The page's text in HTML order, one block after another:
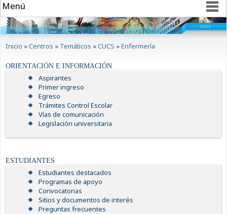
Inicio »Centros » Temáticos »CUCS »Enfermería
ORIENTACIÓN E INFORMACIÓN
Aspirantes
Primer ingreso
Egreso
Trámites Control Escolar
Vías de comunicación
Legislación universitaria
ESTUDIANTES
Estudiantes destacados
Programas de apoyo
Convocatorias
Sitios y documentos de interés
Preguntas frecuentes